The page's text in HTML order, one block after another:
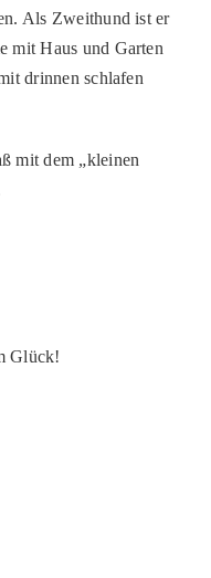
4KIDS
Als Zweithund ist er
mit Haus und Garten
drinnen schlafen
mit dem „kleinen
Glück!